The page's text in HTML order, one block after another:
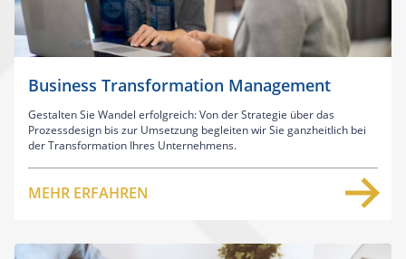
Business Transformation Management
Gestalten Sie Wandel erfolgreich: Von der Strategie über das
Prozessdesign bis zur Umsetzung begleiten wir Sie ganzheitlich bei
der Transformation Ihres Unternehmens.
MEHR ERFAHREN